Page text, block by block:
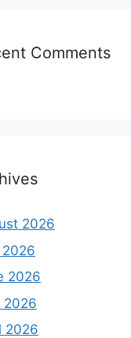
Comments
2026
2026
2026
2026